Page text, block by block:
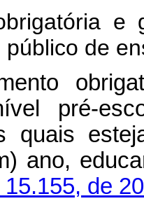
e
de
pré-
quais
ano,
de